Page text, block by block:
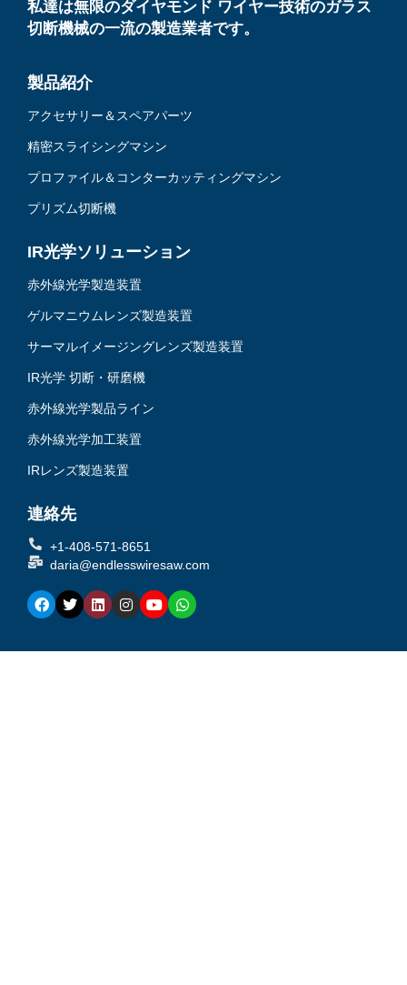
私達は無限のダイヤモンド ワイヤー技術のガラス
切断機械の一流の製造業者です。
製品紹介
アクセサリー＆スペアパーツ
精密スライシングマシン
プロファイル＆コンターカッティングマシン
プリズム切断機
IR光学ソリューション
赤外線光学製造装置
ゲルマニウムレンズ製造装置
サーマルイメージングレンズ製造装置
IR光学 切断・研磨機
赤外線光学製品ライン
赤外線光学加工装置
IRレンズ製造装置
連絡先
+1-408-571-8651
daria@endlesswiresaw.com
ェ
イ
ス
ッ
イ
ッ
タ
ン
ク
ト
ン
ン
ス
タ
ラ
o
u
t
b
h
a
t
a